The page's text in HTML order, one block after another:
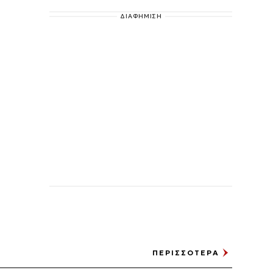
ΔΙΑΦΗΜΙΣΗ
ΠΕΡΙΣΣΟΤΕΡΑ